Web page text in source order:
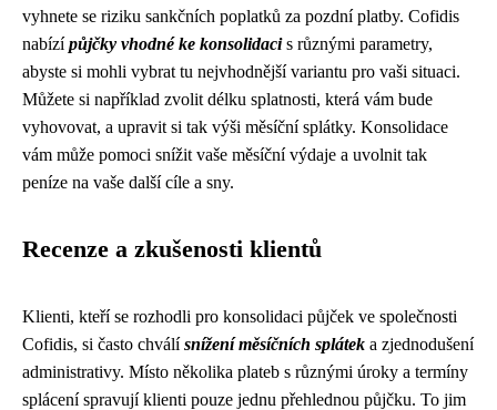
vyhnete se riziku sankčních poplatků za pozdní platby. Cofidis
nabízípůjčky vhodné ke konsolidacis různými parametry,
abyste si mohli vybrat tu nejvhodnější variantu pro vaši situaci.
Můžete si například zvolit délku splatnosti, která vám bude
vyhovovat, a upravit si tak výši měsíční splátky. Konsolidace
vám může pomoci snížit vaše měsíční výdaje a uvolnit tak
peníze na vaše další cíle a sny.
Recenze a zkušenosti klientů
Klienti, kteří se rozhodli pro konsolidaci půjček ve společnosti
Cofidis, si často chválísnížení měsíčních splátek a zjednodušení
administrativy. Místo několika plateb s různými úroky a termíny
splácení spravují klienti pouze jednu přehlednou půjčku. To jim